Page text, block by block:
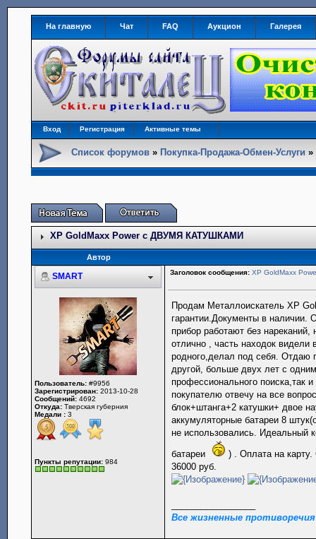
На главную Чат FAQ Аукцион Галерея
Вход Регистрация Активные темы
Список форумов » Покупка-Продажа-Обмен-Услуги »
XP GoldMaxx Power с ДВУМЯ КАТУШКАМИ
Автор
SMART Заголовок сообщения: XP GoldMaxx
Пользователь: #9956
Зарегистрирован: 2013-10-28
Сообщений: 4692
Откуда: Тверская губерния
Медали : 3
Пункты репутации: 984
Продам Металлоискатель XP
гарантии.Документы в наличии.
прибор работают без
отлично , часть находок
родного,делал под себя. Отдаю
другой, больше двух лет с
профессионального поиска,так
покупателю отвечу на все
блок+штанга+2 катушки+ двое
аккумуляторные батареи 8
не использовались. Идеальный
батареи
) . Оплата на
36000 руб.
Все жизненные